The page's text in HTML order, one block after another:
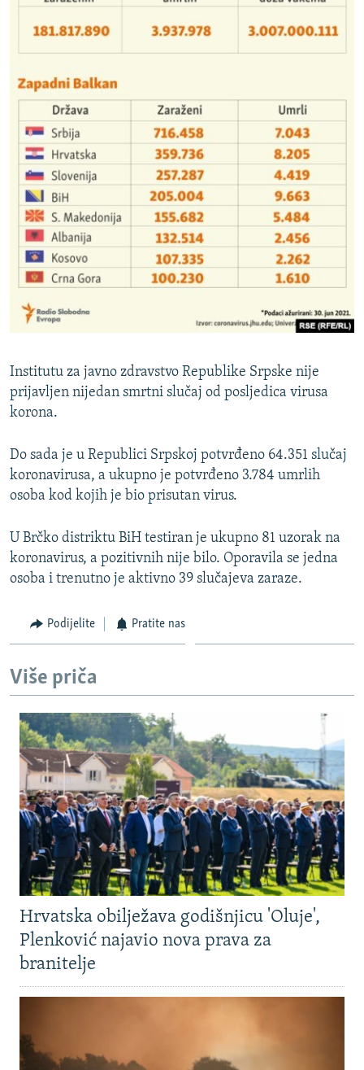
Institutu za javno zdravstvo Republike Srpske nije
prijavljen nijedan smrtni slučaj od posljedica virusa
korona.
Do sada je u Republici Srpskoj potvrđeno 64.351 slučaj
koronavirusa, a ukupno je potvrđeno 3.784 umrlih
osoba kod kojih je bio prisutan virus.
U Brčko distriktu BiH testiran je ukupno 81 uzorak na
koronavirus, a pozitivnih nije bilo. Oporavila se jedna
osoba i trenutno je aktivno 39 slučajeva zaraze.
Podijelite Pratite nas
Više priča
Hrvatska obilježava godišnjicu 'Oluje',
Plenković najavio nova prava za
branitelje